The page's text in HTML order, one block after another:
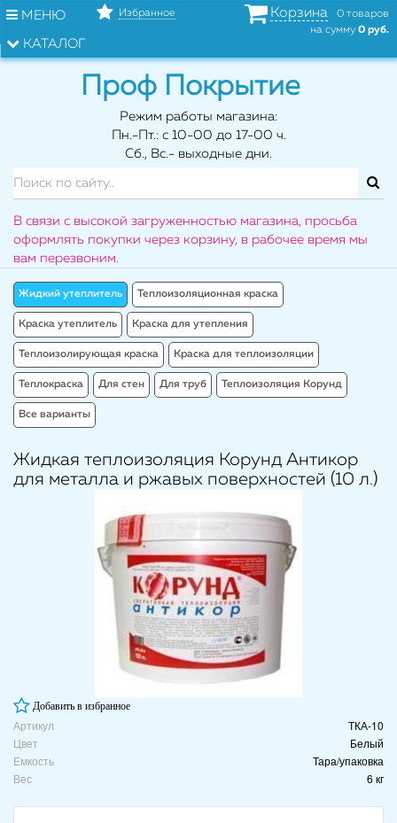
МЕНЮ
КАТАЛОГ
Избранное Корзина
0 товаров
на сумму 0 руб.
Проф Покрытие
Режим работы магазина:
Пн.-Пт.: с 10-00 до 17-00 ч.
Сб., Вс.- выходные дни.
В связи с высокой загруженностью магазина, просьба
оформлять покупки через корзину, в рабочее время мы
вам перезвоним.
Жидкий утеплитель Теплоизоляционная краска
Краска утеплитель Краска для утепления
Теплоизолирующая краска Краска для теплоизоляции
Теплокраска Для стен Для труб Теплоизоляция Корунд
Все варианты
Жидкая теплоизоляция Корунд Антикор
для металла и ржавых поверхностей (10 л.)
Добавить в избранное
Артикул
ТКА-10
Цвет
Белый
Емкость
Тара/упаковка
Вес
6 кг